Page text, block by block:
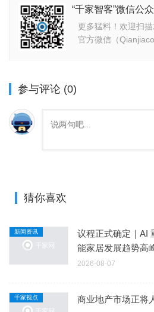
“千家智客”微信公
更多猛料！欢迎扫
官方微信（
参与评论 (0)
猜你喜欢
新闻资讯
议程正式确定｜AI
能家居发展趋势高
2026-08-07
千家视点 商业地产市场正将